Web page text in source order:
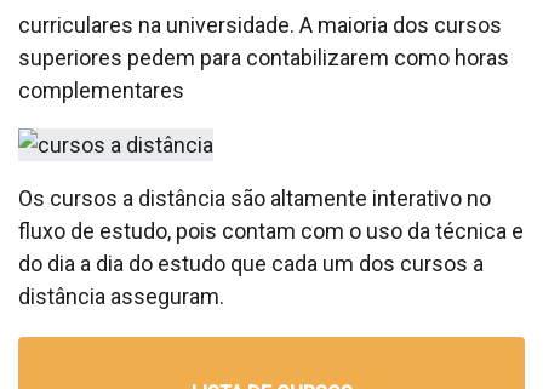
curriculares na universidade. A maioria dos cursos
superiores pedem para contabilizarem como horas
complementares
Os cursos a distância são altamente interativo no
fluxo de estudo, pois contam com o uso da técnica e
do dia a dia do estudo que cada um dos cursos a
distância asseguram.